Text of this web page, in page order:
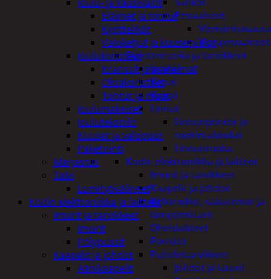
Pesuaineet
Yleispesuaineet
Eläintenruoka ja tarvikkeet
Jyrsijät
Kissat
Koirat
Linnut
Linnunpöntöt ja
ruokintalaudat
Linnunruoka
Kodin elektroniikka ja laitteet
Imurit ja tarvikkeet
Kaapelit ja johdot
Kelloradiot, sääasemat ja
lämpömittarit
Oheislaitteet
Paristot
Puhelintarvikkeet
Johdot ja laturit
Eläimet ja tontut
Kyntteliköt
Valoketjut ja kuusenvalot
Joulukoristeet
Kranssit ja asetelmat
Oksakoristeet
Tontut ja muut
Joulumakeiset
Joulutekstiilit
Kuuset ja valopuut
Paketointi
Marjastus
Talvi
Lumityövälineet
Kodin elektroniikka ja laitteet
Imurit ja tarvikkeet
Imurit
Pölypussit
Kaapelit ja johdot
Äänikaapelit